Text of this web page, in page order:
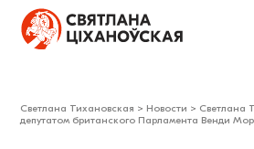
Светлана Тихановская > Новости > Светлана
депутатом британского Парламента Венди